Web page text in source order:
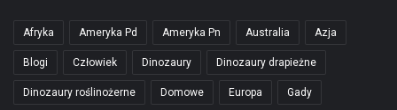
Afryka Ameryka Pd Ameryka Pn Australia Azja
Blogi Człowiek Dinozaury Dinozaury drapieżne
Dinozaury roślinożerne Domowe Europa Gady